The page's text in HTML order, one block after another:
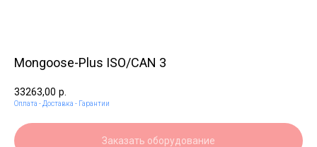
Mongoose-Plus ISO/CAN 3
33263,00 р.
Оплата - Доставка - Гарантии
Заказать оборудование